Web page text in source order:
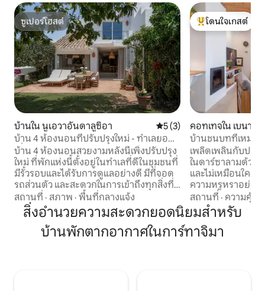
ซูเปอร์โฮสต์
ซูเปอร์โฮสต์
บ้านใน นูเอวาอันดาลูซิอา คะแนนเฉลี่ย 5 จาก 5, 3 รีวิว
5 (3)
บ้าน 4 ห้องนอนที่ปรับปรุงใหม่ - ทำเลยอด
เยี่ยม
บ้าน 4 ห้องนอนสวยงามหลังนี้เพิ่งปรับปรุง
ใหม่ ที่พักแห่งนี้ตั้งอยู่ในทำเลที่ดีในชุมชนที่
มีรั้วรอบและได้รับการดูแลอย่างดี มีที่จอด
รถส่วนตัว และสะดวกในการเข้าถึงทุกสิ่งที่
คุณต้องการ ร้านอาหาร ร้านกาแฟ และร้าน
ขายของชำทั้งหมดอยู่ในระยะเดินถึงได้
เหมาะอย่างยิ่งสำหรับครอบครัว ผู้ชื่นชอบ
กอล์ฟ คู่รัก หรือใครก็ตามที่กำลังมองหา
สถานที่ · สภาพ · พื้นที่กลางแจ้ง
โดนใจเกสต์ที่สุด
โดนใจเกสต์
คอทเทจใน เบนาด
บ้านชนบทที่เหมา
คู่
เพลิดเพลินกับประ
ในดาร์ซาลามด้ว
และไม่เหมือนใครเ
ความหรูหราอย่าง
การออกแบบมาเพื่
และความเป็นอยู่ที่
นอกจากนี้ ทำเลที่
ธรรมชาติ พร้อมวิว
เจนัล สร้างสภาพ
สถานที่ · ความคุ้ม
สิ่งอำนวยความสะดวกยอดนิยมสำหรับ
บ้านพักตากอากาศในการ์ทาจิมา